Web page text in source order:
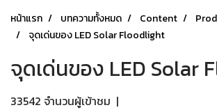
หน้าแรก บทความทั้งหมด Content
จุดเด่นของ LED Solar Floodlight
จุดเด่นของ LED Solar
33542 จำนวนผู้เข้าชม |